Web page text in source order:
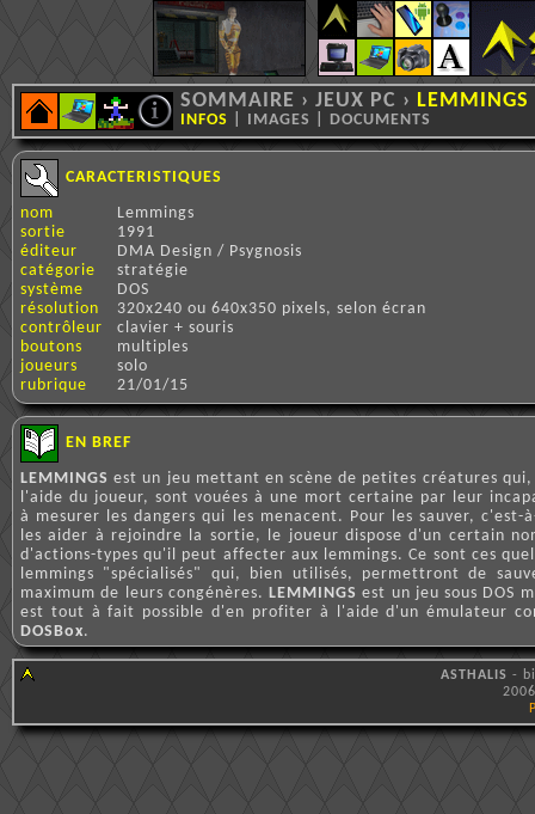
SOMMAIRE › JEUX PC › LEMMINGS
INFOS IMAGES DOCUMENTS
CARACTERISTIQUES
nom
Lemmings
sortie
1991
éditeur
DMA Design / Psygnosis
catégorie
stratégie
système
DOS
résolution
320x240 ou 640x350 pixels, selon écran
contrôleur
clavier + souris
boutons
multiples
joueurs
solo
rubrique
21/01/15
EN BREF
LEMMINGS est un jeu mettant en scène de petites créatures qui,
l'aide du joueur, sont vouées à une mort certaine par leur
à mesurer les dangers qui les menacent. Pour les sauver, c'est-
les aider à rejoindre la sortie, le joueur dispose d'un certain
d'actions-types qu'il peut affecter aux lemmings. Ce sont ces
lemmings "spécialisés" qui, bien utilisés, permettront de
maximum de leurs congénères.LEMMINGS est un jeu sous DOS
est tout à fait possible d'en profiter à l'aide d'un émulateur
DOSBox.
ASTHALIS -